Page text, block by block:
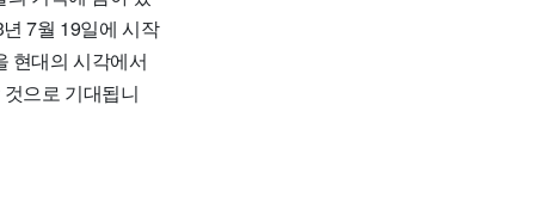
7월 19일에 시작
현대의 시각에서
으로 기대됩니